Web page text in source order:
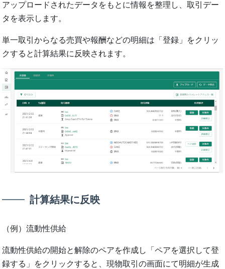
アップロードされたデータをもとに情報を整理し、取引デー
タを表⽰します。
単⼀取引からなる売買や報酬などの明細は「登録」をクリッ
クすると計算結果に反映されます。
計算結果に反映
（例）流動性供給
流動性供給の開始と解除のペアを作成し「ペアを選択して登
録する」をクリックすると、現物取引の画⾯にて明細が⽣成